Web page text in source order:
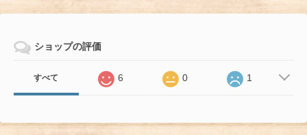
ショップの評価
すべて 6 0 1